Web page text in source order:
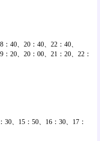
40、20：40、22：40、
20、20：00、21：20、22：
、15：50、16：30、17：